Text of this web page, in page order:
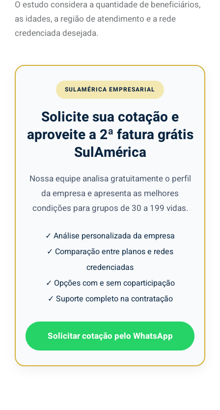
O estudo considera a quantidade de beneficiários,
as idades, a região de atendimento e a rede
credenciada desejada.
SULAMÉRICA EMPRESARIAL
Solicite sua cotação e
aproveite a 2ª fatura grátis
SulAmérica
Nossa equipe analisa gratuitamente o perfil
da empresa e apresenta as melhores
condições para grupos de 30 a 199 vidas.
✓ Análise personalizada da empresa
✓ Comparação entre planos e redes
credenciadas
✓ Opções com e sem coparticipação
✓ Suporte completo na contratação
Solicitar cotação pelo WhatsApp